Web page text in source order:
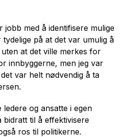
jobb med å identifisere mulige
på at det var umulig å
at det ville merkes for
innbyggerne, men jeg var
var helt nødvendig å ta
ledere og ansatte i egen
til å effektivisere
ros til politikerne.